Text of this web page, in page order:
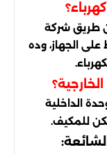
طريق شركة
الجهاز، وده
الداخلية
للمكيف.